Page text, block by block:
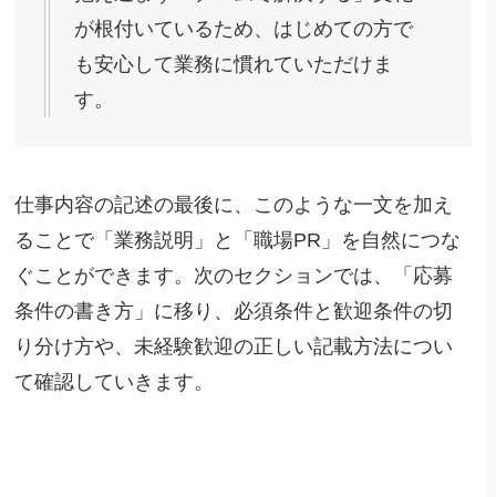
が根付いているため、はじめての方で
も安心して業務に慣れていただけま
す。
仕事内容の記述の最後に、このような一文を加え
ることで「業務説明」と「職場PR」を自然につな
ぐことができます。次のセクションでは、「応募
条件の書き方」に移り、必須条件と歓迎条件の切
り分け方や、未経験歓迎の正しい記載方法につい
て確認していきます。